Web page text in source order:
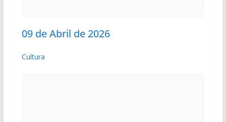
09 de Abril de 2026
Cultura